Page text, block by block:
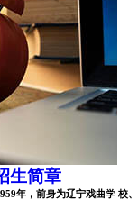
生简章
年，前身为辽宁戏曲学 校、